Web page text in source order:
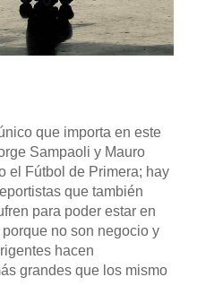
que importa en este
Sampaoli y Mauro
el Fútbol de Primera; hay
que también
para poder estar en
no son negocio y
hacen
grandes que los mismo